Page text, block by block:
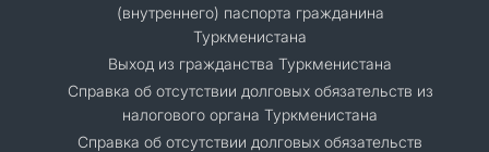
(внутреннего) паспорта гражданина
Туркменистана
Выход из гражданства Туркменистана
Справка об отсутствии долговых обязательств из
налогового органа Туркменистана
Справка об отсутствии долговых обязательств